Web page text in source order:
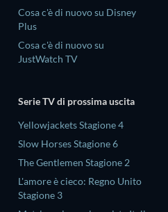
Cosa c'è di nuovo su Disney
Plus
Cosa c'è di nuovo su
JustWatch TV
Serie TV di prossima uscita
Yellowjackets Stagione 4
Slow Horses Stagione 6
The Gentlemen Stagione 2
L'amore è cieco: Regno Unito
Stagione 3